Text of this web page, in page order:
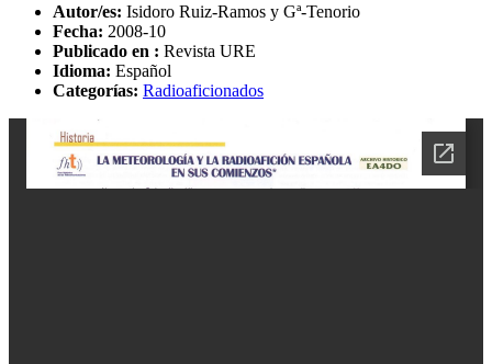
Autor/es: Isidoro Ruiz-Ramos y Gª-Tenorio
Fecha: 2008-10
Publicado en : Revista URE
Idioma: Español
Categorías: Radioaficionados